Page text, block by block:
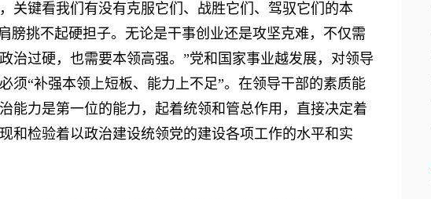
关键看我们有没有克服它们、战胜它们、驾驭它们的本
膀挑不起硬担子。无论是干事创业还是攻坚克难，不仅需
治过硬，也需要本领高强。”党和国家事业越发展，对领导
须“补强本领上短板、能力上不足”。在领导干部的素质能
能力是第一位的能力，起着统领和管总作用，直接决定着
和检验着以政治建设统领党的建设各项工作的水平和实